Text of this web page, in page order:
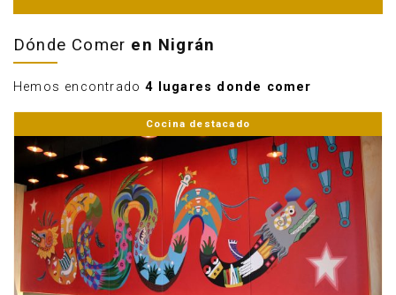
Dónde Comer en Nigrán
Hemos encontrado4 lugares donde comer
Cocina destacado